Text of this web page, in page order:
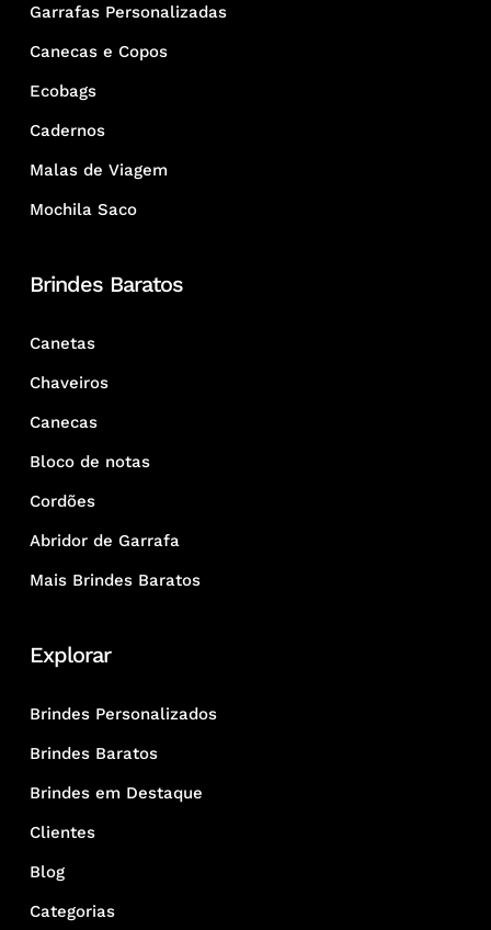
Garrafas Personalizadas
Canecas e Copos
Ecobags
Cadernos
Malas de Viagem
Mochila Saco
Brindes Baratos
Canetas
Chaveiros
Canecas
Bloco de notas
Cordões
Abridor de Garrafa
Mais Brindes Baratos
Explorar
Brindes Personalizados
Brindes Baratos
Brindes em Destaque
Clientes
Blog
Categorias